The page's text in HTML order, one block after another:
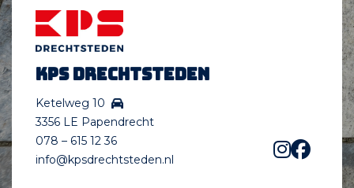
KPS Drechtsteden
Ketelweg 10
3356 LE Papendrecht
078 – 615 12 36
info@kpsdrechtsteden.nl